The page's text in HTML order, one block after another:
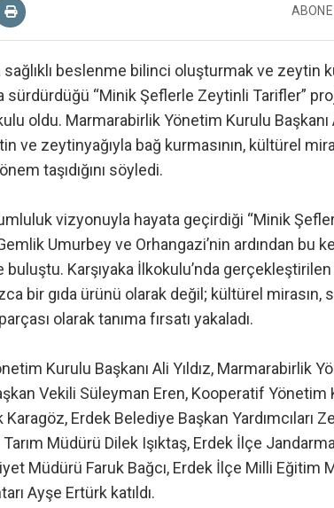
ABONE
sağlıklı beslenme bilinci oluşturmak ve zeytin
sürdürdüğü “Minik Şeflerle Zeytinli Tarifler”
oldu. Marmarabirlik Yönetim Kurulu Başkanı
ve zeytinyağıyla bağ kurmasının, kültürel
taşıdığını söyledi.
vizyonuyla hayata geçirdiği “Minik
Umurbey ve Orhangazi’nin ardından bu
Karşıyaka İlkokulu’nda
bir gıda ürünü olarak değil; kültürel mirasın,
olarak tanıma fırsatı yakaladı.
Kurulu Başkanı Ali Yıldız, Marmarabirlik
Vekili Süleyman Eren, Kooperatif Yönetim
Erdek Belediye Başkan Yardımcıları
Tarım Müdürü Dilek Işıktaş, Erdek İlçe
Müdürü Faruk Bağcı, Erdek İlçe Milli Eğitim
Ayşe Ertürk katıldı.